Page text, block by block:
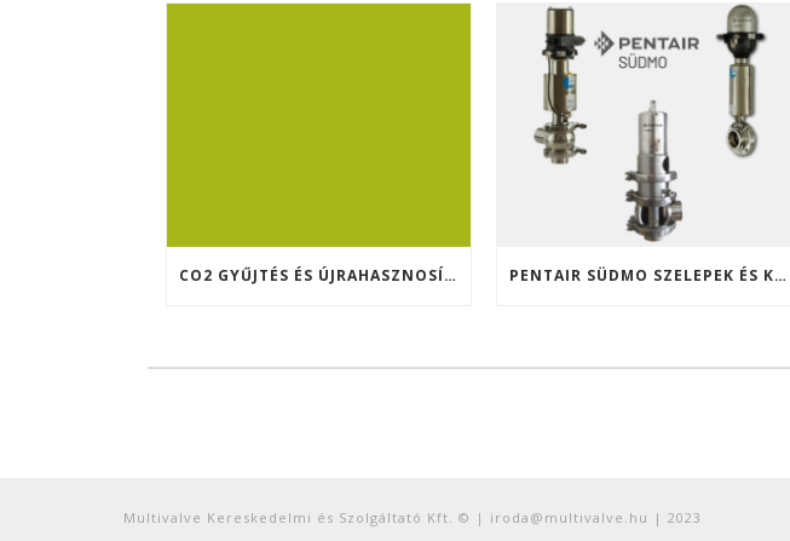
CO2 GYŰJTÉS ÉS ÚJRAHASZNOSÍTÁS A TENNENT SÖRFŐZDÉBEN (SKÓCIA) PENTAIR SÜDMO SZELEPEK ÉS KOMPONENSEK A MULTIVALVE KFT. KÍNÁLATÁBAN
Multivalve Kereskedelmi és Szolgáltató Kft. © | iroda@multivalve.hu | 2023